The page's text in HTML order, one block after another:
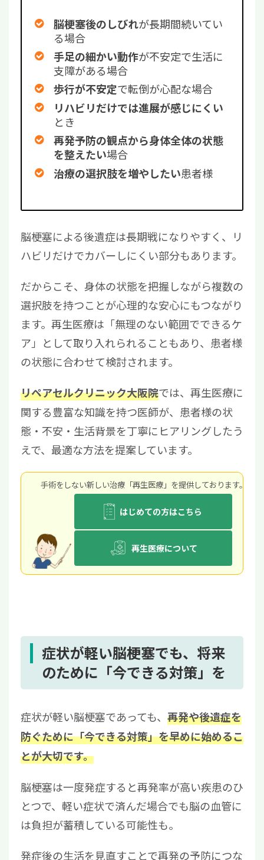
脳梗塞後のしびれが長期間続いてい
る場合
手足の細かい動作が不安定で生活に
支障がある場合
歩行が不安定で転倒が心配な場合
リハビリだけでは進展が感じにくい
とき
再発予防の観点から身体全体の状態
を整えたい場合
治療の選択肢を増やしたい患者様
脳梗塞による後遺症は長期戦になりやすく、リ
ハビリだけでカバーしにくい部分もあります。
だからこそ、身体の状態を把握しながら複数の
選択肢を持つことが心理的な安心にもつながり
ます。再生医療は「無理のない範囲でできるケ
ア」として取り入れられることもあり、患者様
の状態に合わせて検討されます。
リペアセルクリニック大阪院では、再生医療に
関する豊富な知識を持つ医師が、患者様の状
態・不安・生活背景を丁寧にヒアリングしたう
えで、最適な方法を提案しています。
手術をしない新しい治療「再生医療」を提供しております。
はじめての方はこちら
再生医療について
症状が軽い脳梗塞でも、将来
のために「今できる対策」を
症状が軽い脳梗塞であっても、 再発や後遺症を
防ぐために「今できる対策」を早めに始めるこ
とが大切です。
脳梗塞は一度発症すると再発率が高い疾患のひ
とつで、軽い症状で済んだ場合でも脳の血管に
は負担が蓄積している可能性も。
発症後の生活を見直すことで再発の予防につな